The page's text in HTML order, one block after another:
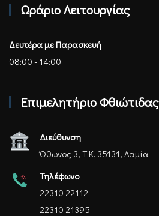
Ωράριο Λειτουργίας
Δευτέρα με Παρασκευή
08:00 - 14:00
Επιμελητήριο Φθιώτιδας
Διεύθυνση
Όθωνος 3, Τ.Κ. 35131, Λαμία
Τηλέφωνο
22310 22112
22310 21395